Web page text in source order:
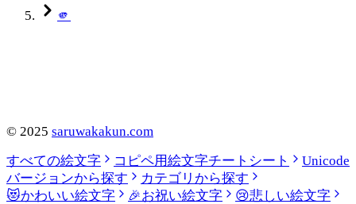
🫵
© 2025 saruwakakun.com
すべての絵文字
コピペ用絵文字チートシート
Unicode
バージョンから探す
カテゴリから探す
😻かわいい絵文字 🎉お祝い絵文字 😢悲しい絵文字